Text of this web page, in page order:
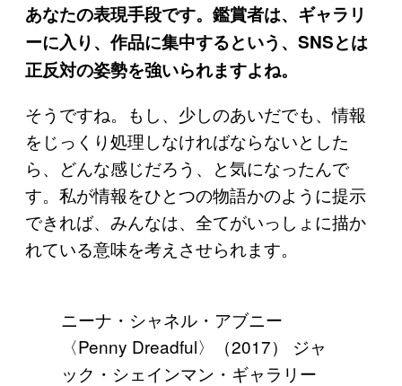
あなたの表現手段です。鑑賞者は、ギャラリ
ーに入り、作品に集中するという、SNSとは
正反対の姿勢を強いられますよね。
そうですね。もし、少しのあいだでも、情報
をじっくり処理しなければならないとした
ら、どんな感じだろう、と気になったんで
す。私が情報をひとつの物語かのように提示
できれば、みんなは、全てがいっしょに描か
れている意味を考えさせられます。
ニーナ・シャネル・アブニー
〈Penny Dreadful〉（2017） ジャ
ック・シェインマン・ギャラリー